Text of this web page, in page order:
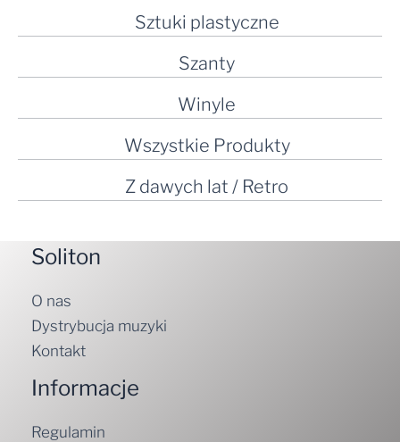
Sztuki plastyczne
Szanty
Winyle
Wszystkie Produkty
Z dawych lat / Retro
Soliton
O nas
Dystrybucja muzyki
Kontakt
Informacje
Regulamin